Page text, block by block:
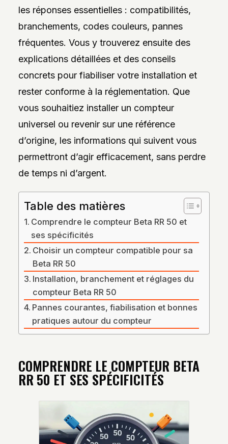
SUR
DES
DES
MATIÈRES
L’ESTHÉTIQUE
POUR
PASSIONNÉS
les réponses essentielles : compatibilités,
branchements, codes couleurs, pannes
fréquentes. Vous y trouverez ensuite des
explications détaillées et des conseils
concrets pour fiabiliser votre installation et
rester conforme à la réglementation. Que
vous souhaitiez installer un compteur
universel ou revenir sur une référence
d’origine, les informations qui suivent vous
permettront d’agir efficacement, sans perdre
de temps ni d’argent.
Table des matières
Comprendre le compteur Beta RR 50 et
ses spécificités
Choisir un compteur compatible pour sa
Beta RR 50
Installation, branchement et réglages du
compteur Beta RR 50
Pannes courantes, fiabilisation et bonnes
pratiques autour du compteur
COMPRENDRE LE COMPTEUR BETA
RR 50 ET SES SPÉCIFICITÉS